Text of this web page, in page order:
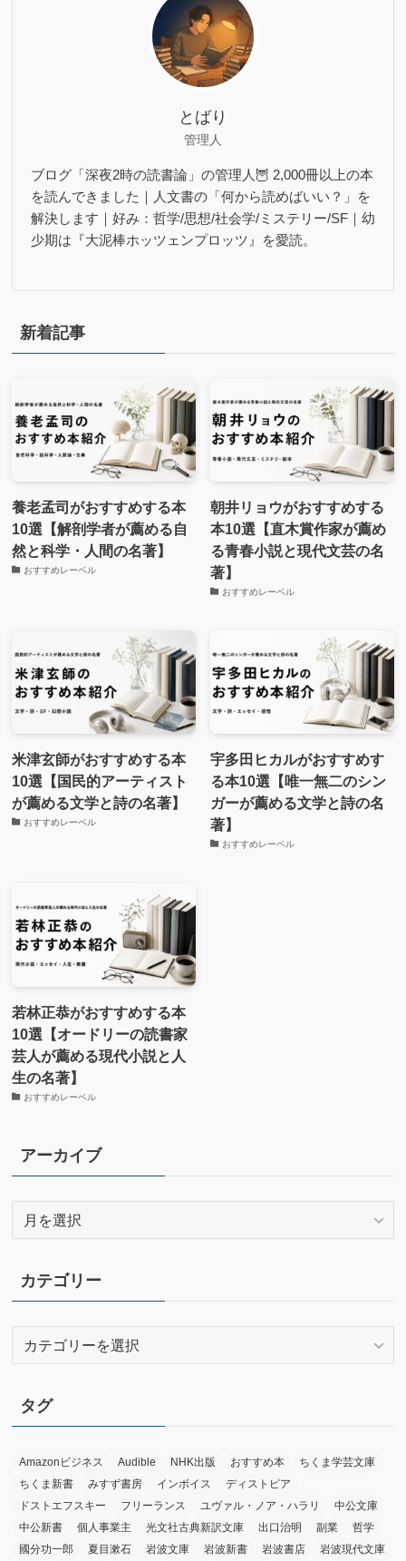
とばり
管理人
ブログ「深夜2時の読書論」の管理人🦉 2,000冊以上の本
を読んできました｜人文書の「何から読めばいい？」を
解決します｜好み：哲学/思想/社会学/ミステリー/SF｜幼
少期は『大泥棒ホッツェンプロッツ』を愛読。
新着記事
養老孟司がおすすめする本
10選【解剖学者が薦める自
然と科学・人間の名著】
おすすめレーベル
朝井リョウがおすすめする
本10選【直木賞作家が薦め
る青春小説と現代文芸の名
著】
おすすめレーベル
米津玄師がおすすめする本
10選【国民的アーティスト
が薦める文学と詩の名著】
おすすめレーベル
宇多田ヒカルがおすすめす
る本10選【唯一無二のシン
ガーが薦める文学と詩の名
著】
おすすめレーベル
若林正恭がおすすめする本
10選【オードリーの読書家
芸人が薦める現代小説と人
生の名著】
おすすめレーベル
アーカイブ
イ
ブ
カテゴリー
リ
ー
タグ
Amazonビジネス Audible NHK出版 おすすめ本
ちくま学芸文庫
ちくま新書
みすず書房 インボイス
ディストピア
ドストエフスキー
フリーランス ユヴァル・ノア・ハラリ
中公文庫
中公新書
個人事業主 光文社古典新訳文庫 出口治明 副業
哲学
國分功一郎
夏目漱石 岩波文庫 岩波新書 岩波書店 岩波現代文庫